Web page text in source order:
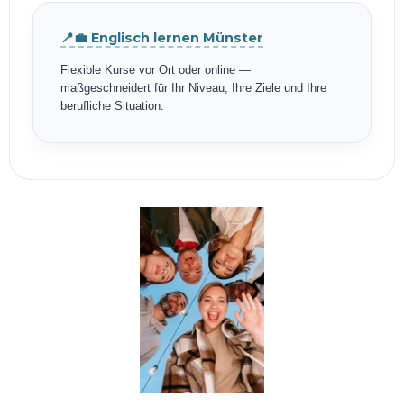
📍💼 Englisch lernen Münster
Flexible Kurse vor Ort oder online —
maßgeschneidert für Ihr Niveau, Ihre Ziele und Ihre
berufliche Situation.